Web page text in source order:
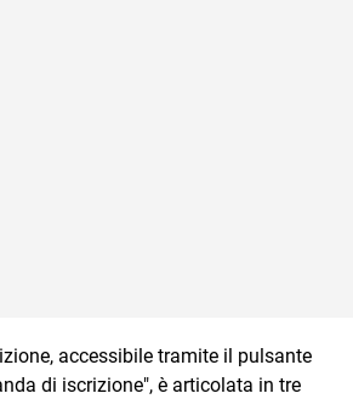
accessibile tramite il pulsante
di iscrizione", è articolata in tre